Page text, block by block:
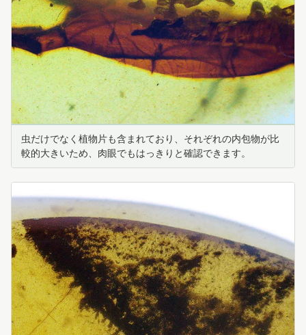
虫だけでなく植物片も含まれており、それぞれの内包物が比
較的大きいため、肉眼でもはっきりと確認できます。